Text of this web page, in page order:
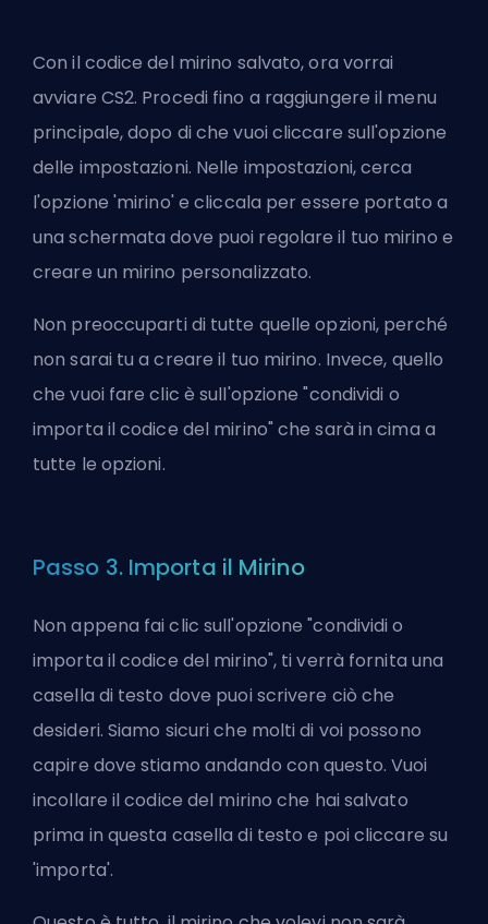
Con il codice del mirino salvato, ora vorrai
avviare CS2. Procedi fino a raggiungere il menu
principale, dopo di che vuoi cliccare sull'opzione
delle impostazioni. Nelle impostazioni, cerca
l'opzione 'mirino' e cliccala per essere portato a
una schermata dove puoi regolare il tuo mirino e
creare un mirino personalizzato.
Non preoccuparti di tutte quelle opzioni, perché
non sarai tu a creare il tuo mirino. Invece, quello
che vuoi fare clic è sull'opzione "condividi o
importa il codice del mirino" che sarà in cima a
tutte le opzioni.
Passo 3. Importa il Mirino
Non appena fai clic sull'opzione "condividi o
importa il codice del mirino", ti verrà fornita una
casella di testo dove puoi scrivere ciò che
desideri. Siamo sicuri che molti di voi possono
capire dove stiamo andando con questo. Vuoi
incollare il codice del mirino che hai salvato
prima in questa casella di testo e poi cliccare su
'importa'.